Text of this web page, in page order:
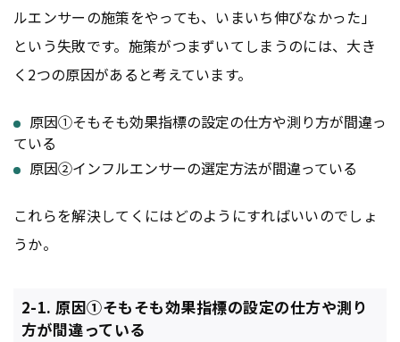
ルエンサーの施策をやっても、いまいち伸びなかった」
という失敗です。施策がつまずいてしまうのには、大き
く2つの原因があると考えています。
原因①そもそも効果指標の設定の仕方や測り方が間違っ
ている
原因②インフルエンサーの選定方法が間違っている
これらを解決してくにはどのようにすればいいのでしょ
うか。
2-1. 原因①そもそも効果指標の設定の仕方や測り
方が間違っている